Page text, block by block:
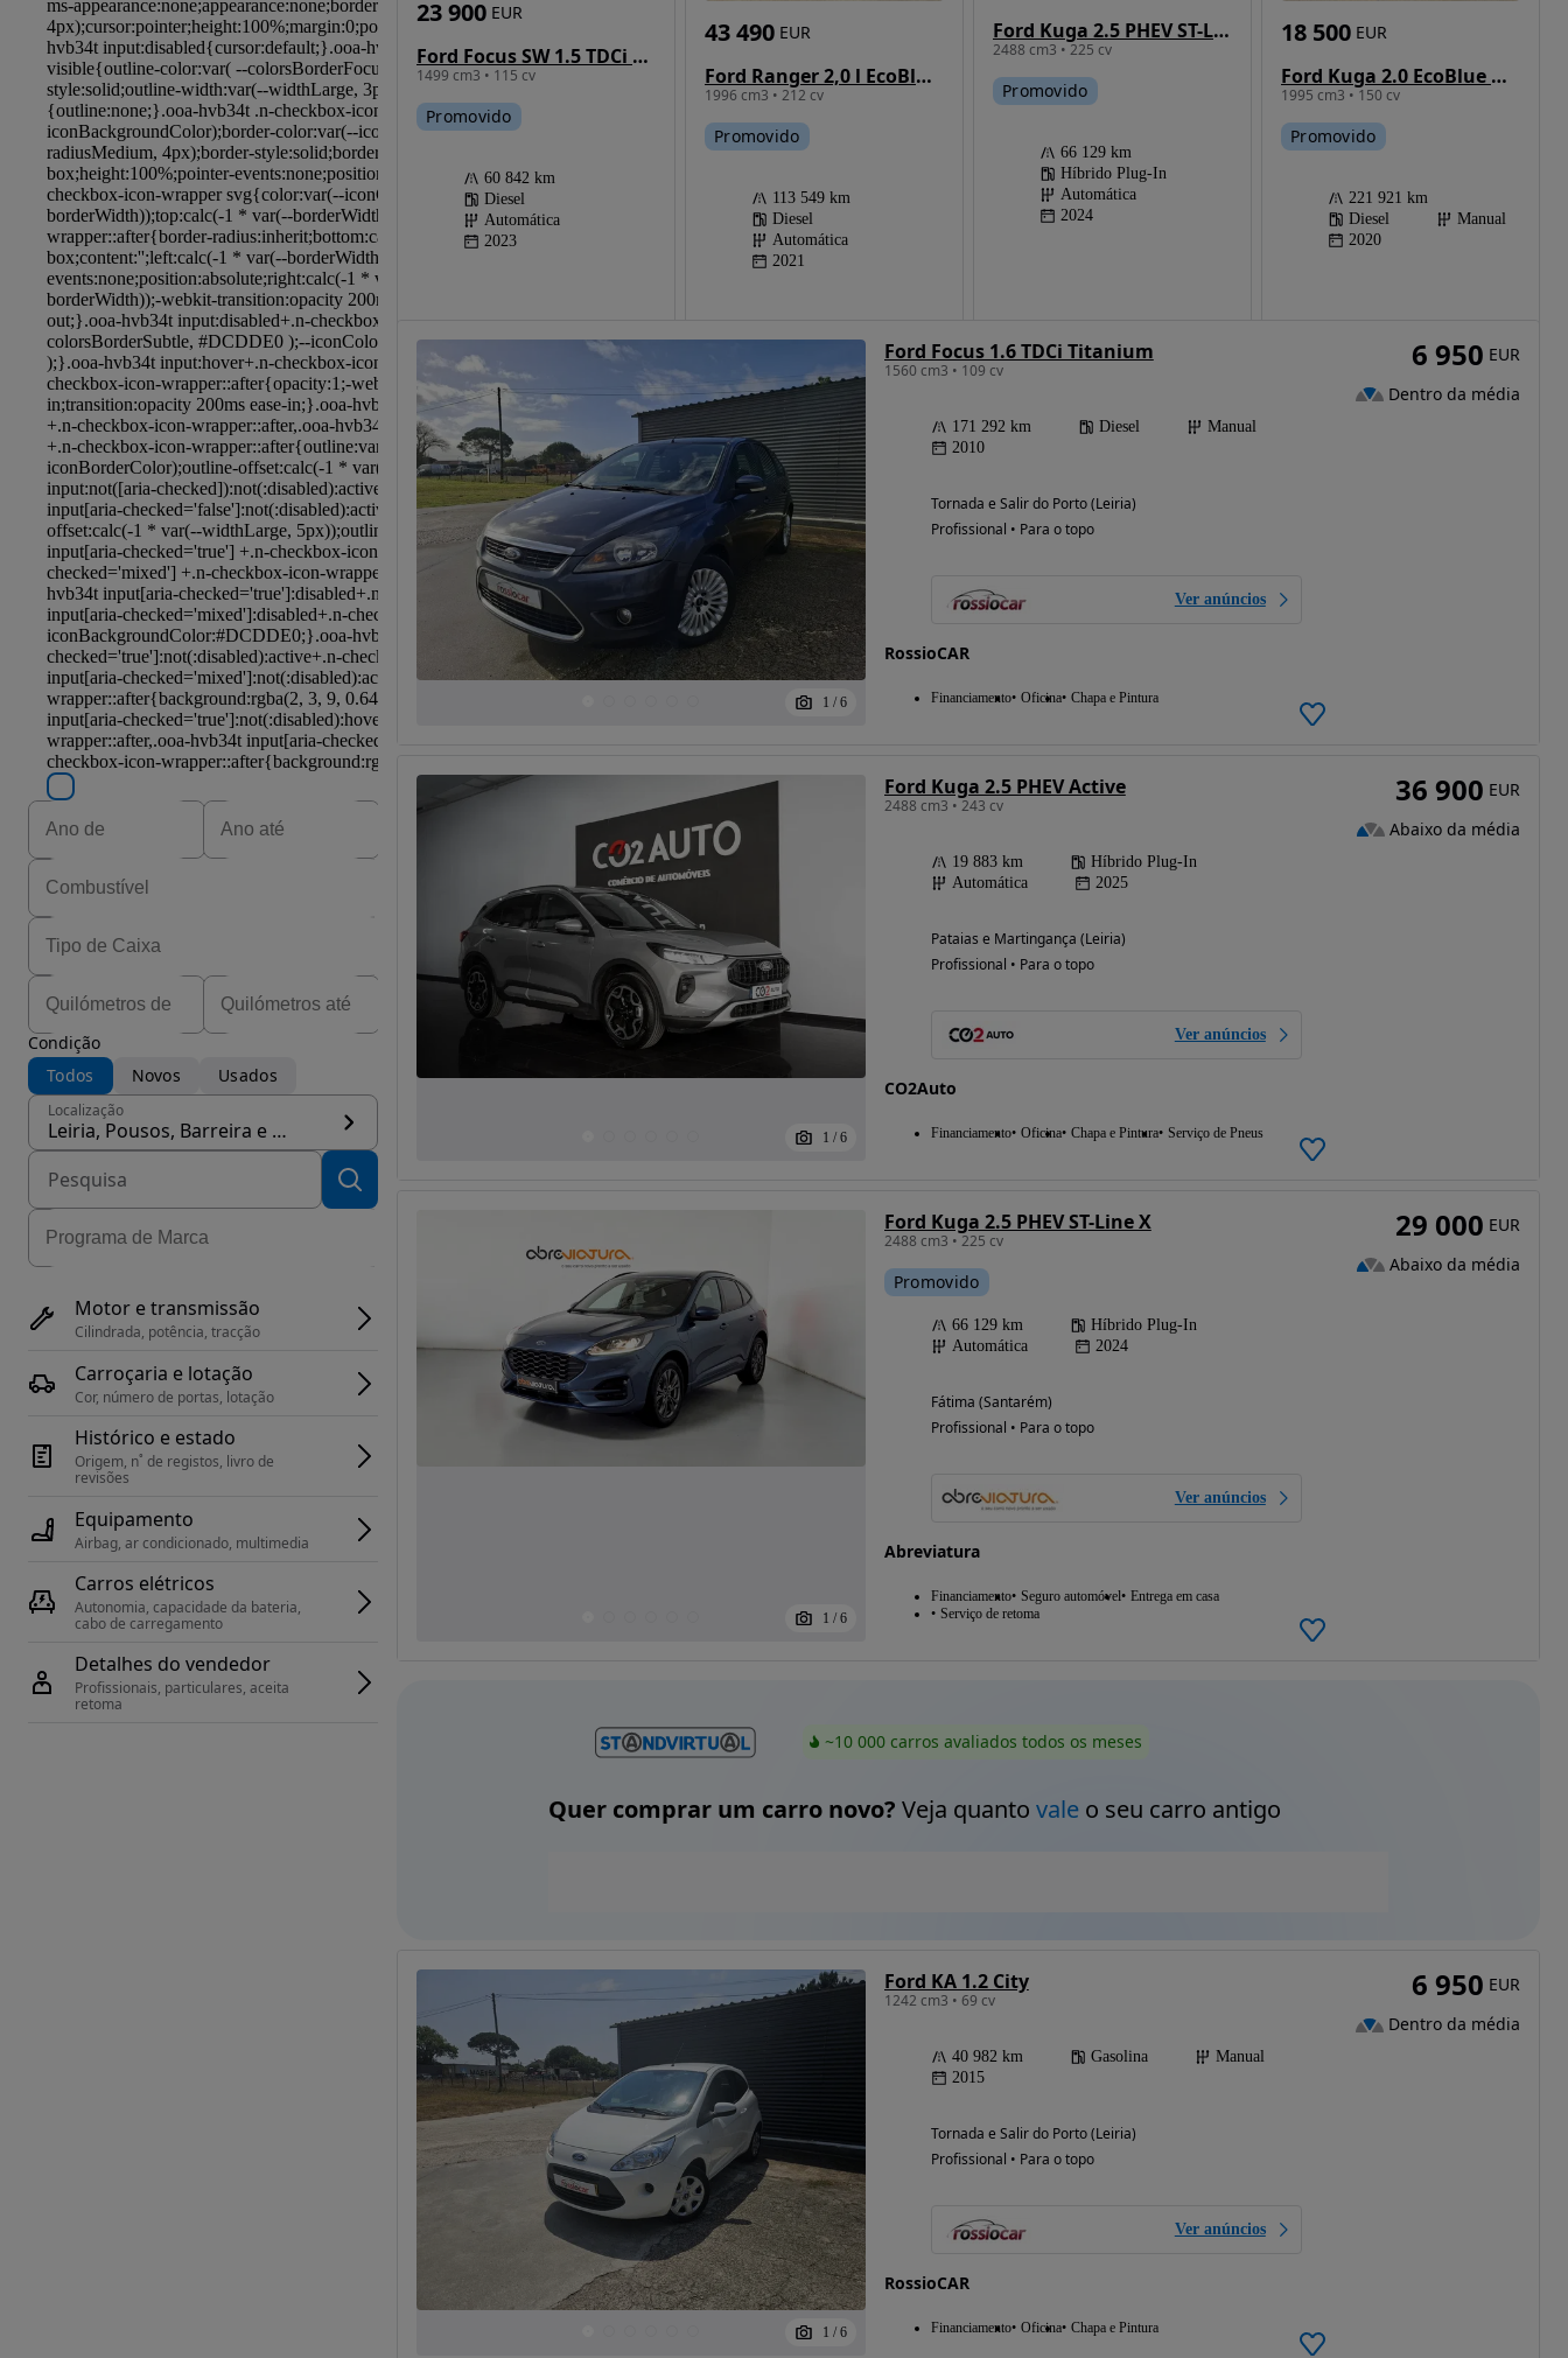
Possibilidade de
financiamento
Condição
Todos
Novos Usados
Localização
Leiria, Pousos, Barreira e Cortes, concelho Leiria
Motor e transmissão
Cilindrada, potência, tracção
Carroçaria e lotação
Cor, número de portas, lotação
Histórico e estado
Origem, n˚ de registos, livro de
revisões
Equipamento
Airbag, ar condicionado, multimedia
Carros elétricos
Autonomia, capacidade da bateria,
cabo de carregamento
Detalhes do vendedor
Profissionais, particulares, aceita
retoma
Ford Focus SW 1.5 TDCi EcoBlue ST-Line Aut.
1499 cm3 • 115 cv
23 900 EUR
Promovido
60 842 km
Diesel
Automática
2023
Ford Ranger 2,0 l EcoBlue Auto Raptor
1996 cm3 • 212 cv
43 490 EUR
Promovido
113 549 km
Diesel
Automática
2021
Ford Kuga 2.5 PHEV ST-Line X
2488 cm3 • 225 cv
Promovido
66 129 km
Híbrido Plug-In
Automática
2024
Ford Kuga 2.0 EcoBlue Hybrid ST-LINE
1995 cm3 • 150 cv
18 500 EUR
Promovido
221 921 km
Diesel
Manual
2020
1 / 6
Ford Focus 1.6 TDCi Titanium
1560 cm3 • 109 cv
171 292 km Diesel
Manual
2010
Tornada e Salir do Porto (Leiria)
Profissional • Para o topo
Ver anúncios
RossioCAR
Financiamento Oficina Chapa e Pintura
6 950 EUR
Dentro da média
1 / 6
Ford Kuga 2.5 PHEV Active
2488 cm3 • 243 cv
19 883 km
Híbrido Plug-In
Automática
2025
Pataias e Martingança (Leiria)
Profissional • Para o topo
Ver anúncios
CO2Auto
Financiamento Oficina Chapa e Pintura Serviço de Pneus
36 900 EUR
Abaixo da média
1 / 6
Ford Kuga 2.5 PHEV ST-Line X
2488 cm3 • 225 cv
Promovido
66 129 km
Híbrido Plug-In
Automática
2024
Fátima (Santarém)
Profissional • Para o topo
Ver anúncios
Abreviatura
Financiamento Seguro automóvel
Entrega em casa
Serviço de retoma
29 000 EUR
Abaixo da média
~10 000 carros avaliados todos os meses
Quer comprar um carro novo? Veja quanto valeo seu carro antigo
1 / 6
Ford KA 1.2 City
1242 cm3 • 69 cv
40 982 km Gasolina
Manual
2015
Tornada e Salir do Porto (Leiria)
Profissional • Para o topo
Ver anúncios
RossioCAR
Financiamento Oficina Chapa e Pintura
6 950 EUR
Dentro da média